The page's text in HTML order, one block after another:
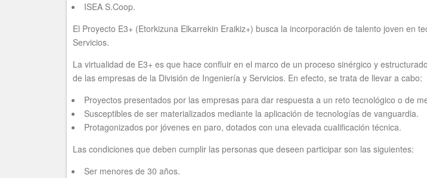
ISEA S.Coop.
El Proyecto E3+ (Etorkizuna Elkarrekin Eraikiz+) busca la incorporación de talento joven en
Servicios.
La virtualidad de E3+ es que hace confluir en el marco de un proceso sinérgico y
de las empresas de la División de Ingeniería y Servicios. En efecto, se trata de llevar a cabo:
Proyectos presentados por las empresas para dar respuesta a un reto tecnológico o de
Susceptibles de ser materializados mediante la aplicación de tecnologías de vanguardia.
Protagonizados por jóvenes en paro, dotados con una elevada cualificación técnica.
Las condiciones que deben cumplir las personas que deseen participar son las siguientes:
Ser menores de 30 años.